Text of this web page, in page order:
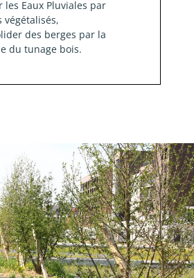
les Eaux Pluviales par
végétalisés,
des berges par la
du tunage bois.